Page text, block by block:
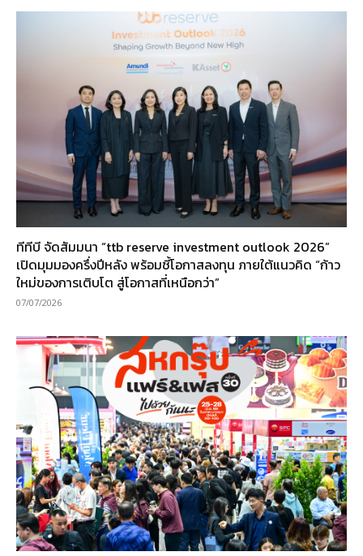
ทีทีบี จัดสัมมนา “ttb reserve investment outlook 2026”
เปิดมุมมองครึ่งปีหลัง พร้อมชี้โอกาสลงทุน ภายใต้แนวคิด “ก้าว
ใหม่ของการเติบโต สู่โอกาสที่เหนือกว่า”
07/07/2026